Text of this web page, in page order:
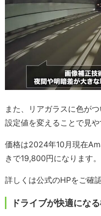
また、リアガラスに色が
設定値を変えることで見や
価格は2024年10月現在
きで19,800円になります。
詳しくは公式のHPをご確
ドライブが快適にな